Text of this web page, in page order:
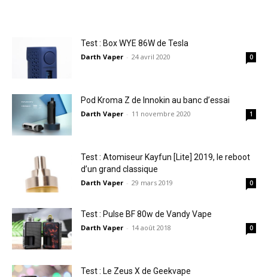
Test : Box WYE 86W de Tesla
Darth Vaper - 24 avril 2020 0
Pod Kroma Z de Innokin au banc d’essai
Darth Vaper - 11 novembre 2020 1
Test : Atomiseur Kayfun [Lite] 2019, le reboot
d’un grand classique
Darth Vaper - 29 mars 2019 0
Test : Pulse BF 80w de Vandy Vape
Darth Vaper - 14 août 2018 0
Test : Le Zeus X de Geekvape